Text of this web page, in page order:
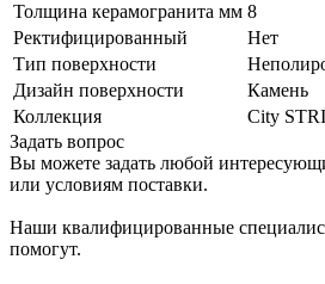
Толщина керамогранита мм 8
Ректифицированный
Нет
Тип поверхности
Дизайн поверхности
Камень
Коллекция
City
Задать вопрос
Вы можете задать любой
или условиям поставки.
Наши квалифицированные
помогут.